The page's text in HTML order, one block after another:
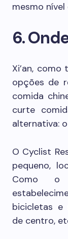
mesmo
6.
Xi’an,
opções de
comida
curte
alternativa: o
O Cyclist
pequeno,
Como o
bicicletas e
de centro,